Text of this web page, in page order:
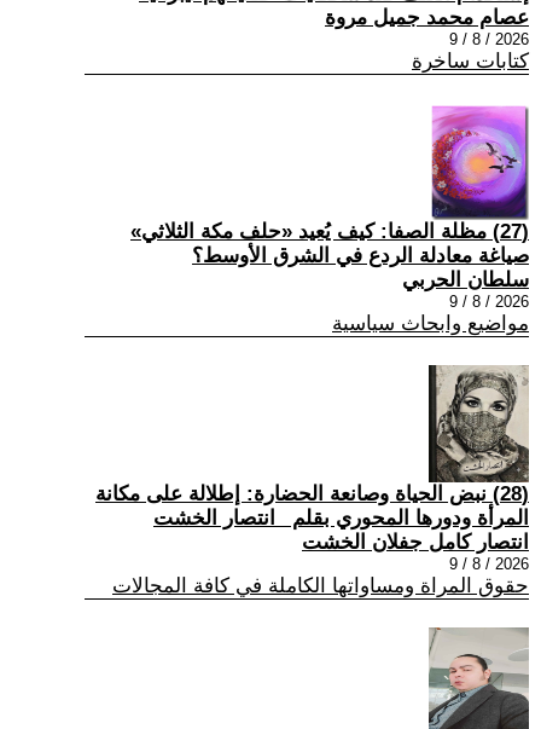
عصام محمد جميل مروة
2026 / 8 / 9
كتابات ساخرة
(27) مظلة الصفا: كيف يُعيد «حلف مكة الثلاثي»
صياغة معادلة الردع في الشرق الأوسط؟
سلطان الحربي
2026 / 8 / 9
مواضيع وابحاث سياسية
(28) نبض الحياة وصانعة الحضارة: إطلالة على مكانة
المرأة ودورها المحوري بقلم _انتصار الخشت
انتصار كامل جفلان الخشت
2026 / 8 / 9
حقوق المراة ومساواتها الكاملة في كافة المجالات